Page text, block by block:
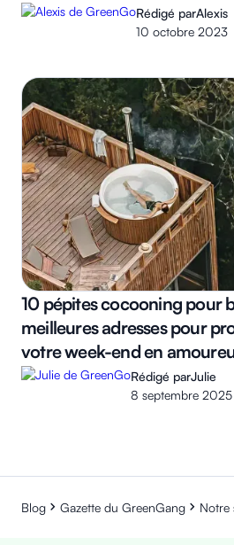
Rédigé parAlexis
10 octobre 2023
10 pépites cocooning pour
meilleures adresses pour
votre week-end en
Rédigé parJulie
8 septembre 2025
Blog Gazette du GreenGang Notre